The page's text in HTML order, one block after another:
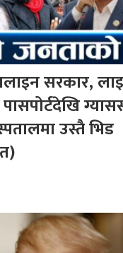
सरकार,
उस्तै भिड